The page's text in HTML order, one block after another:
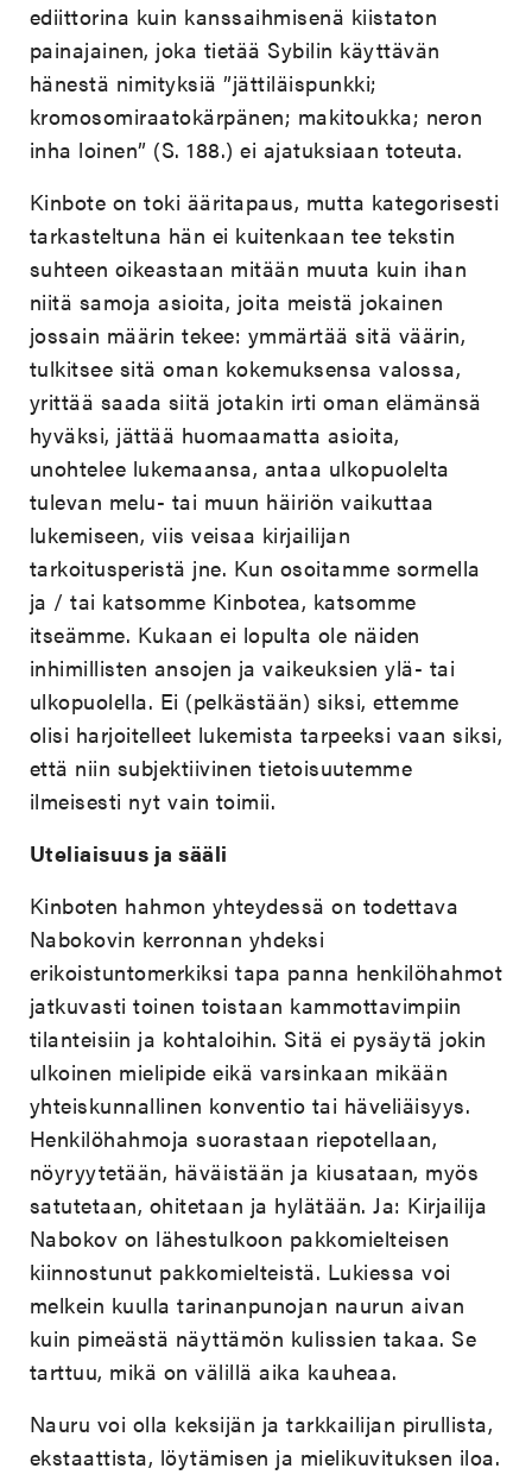
ediittorina kuin kanssaihmisenä kiistaton
painajainen, joka tietää Sybilin käyttävän
hänestä nimityksiä ”jättiläispunkki;
kromosomiraatokärpänen; makitoukka; neron
inha loinen” (S. 188.) ei ajatuksiaan toteuta.
Kinbote on toki ääritapaus, mutta kategorisesti
tarkasteltuna hän ei kuitenkaan tee tekstin
suhteen oikeastaan mitään muuta kuin ihan
niitä samoja asioita, joita meistä jokainen
jossain määrin tekee: ymmärtää sitä väärin,
tulkitsee sitä oman kokemuksensa valossa,
yrittää saada siitä jotakin irti oman elämänsä
hyväksi, jättää huomaamatta asioita,
unohtelee lukemaansa, antaa ulkopuolelta
tulevan melu- tai muun häiriön vaikuttaa
lukemiseen, viis veisaa kirjailijan
tarkoitusperistä jne. Kun osoitamme sormella
ja / tai katsomme Kinbotea, katsomme
itseämme. Kukaan ei lopulta ole näiden
inhimillisten ansojen ja vaikeuksien ylä- tai
ulkopuolella. Ei (pelkästään) siksi, ettemme
olisi harjoitelleet lukemista tarpeeksi vaan siksi,
että niin subjektiivinen tietoisuutemme
ilmeisesti nyt vain toimii.
Uteliaisuus ja sääli
Kinboten hahmon yhteydessä on todettava
Nabokovin kerronnan yhdeksi
erikoistuntomerkiksi tapa panna henkilöhahmot
jatkuvasti toinen toistaan kammottavimpiin
tilanteisiin ja kohtaloihin. Sitä ei pysäytä jokin
ulkoinen mielipide eikä varsinkaan mikään
yhteiskunnallinen konventio tai häveliäisyys.
Henkilöhahmoja suorastaan riepotellaan,
nöyryytetään, häväistään ja kiusataan, myös
satutetaan, ohitetaan ja hylätään. Ja: Kirjailija
Nabokov on lähestulkoon pakkomielteisen
kiinnostunut pakkomielteistä. Lukiessa voi
melkein kuulla tarinanpunojan naurun aivan
kuin pimeästä näyttämön kulissien takaa. Se
tarttuu, mikä on välillä aika kauheaa.
Nauru voi olla keksijän ja tarkkailijan pirullista,
ekstaattista, löytämisen ja mielikuvituksen iloa.